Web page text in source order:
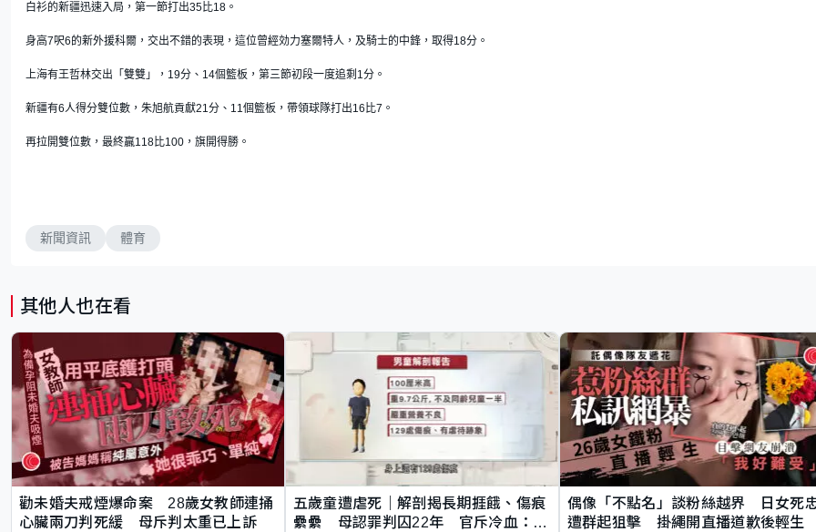
0
%
白衫的新疆迅速入局，第一節打出35比18。
身高7呎6的新外援科爾，交出不錯的表現，這位曾經効力塞爾特人，及騎士的中鋒，取得18分。
上海有王哲林交出「雙雙」，19分、14個籃板，第三節初段一度追剩1分。
新疆有6人得分雙位數，朱旭航貢獻21分、11個籃板，帶領球隊打出16比7。
再拉開雙位數，最終贏118比100，旗開得勝。
新聞資訊 體育
其他人也在看
勸未婚夫戒煙爆命案 28歲女教師連捅
心臟兩刀判死緩 母斥判太重已上訴
五歲童遭虐死｜解剖揭長期捱餓、傷痕
纍纍 母認罪判囚22年 官斥冷血：同
偶像「不點名」談粉絲越界 日女死
遭群起狙擊 掛繩開直播道歉後輕生